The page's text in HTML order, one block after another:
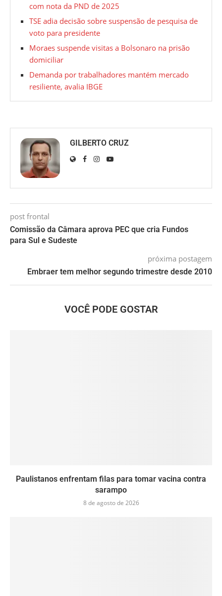
com nota da PND de 2025
TSE adia decisão sobre suspensão de pesquisa de
voto para presidente
Moraes suspende visitas a Bolsonaro na prisão
domiciliar
Demanda por trabalhadores mantém mercado
resiliente, avalia IBGE
GILBERTO CRUZ
post frontal
Comissão da Câmara aprova PEC que cria Fundos
para Sul e Sudeste
próxima postagem
Embraer tem melhor segundo trimestre desde 2010
VOCÊ PODE GOSTAR
Paulistanos enfrentam filas para tomar vacina contra
sarampo
8 de agosto de 2026